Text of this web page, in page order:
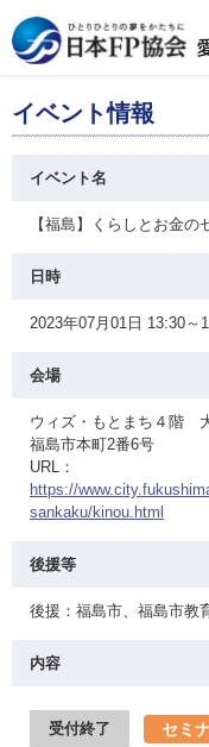
イベント情報
イベント名
【福島】くらしとお金
日時
2023年07月01日 13:30～
会場
ウィズ・もとまち４階
福島市本町2番6号
URL：
https://
sankaku/kinou.html
後援等
後援：福島市、福島市教
内容
受付終了 セミ